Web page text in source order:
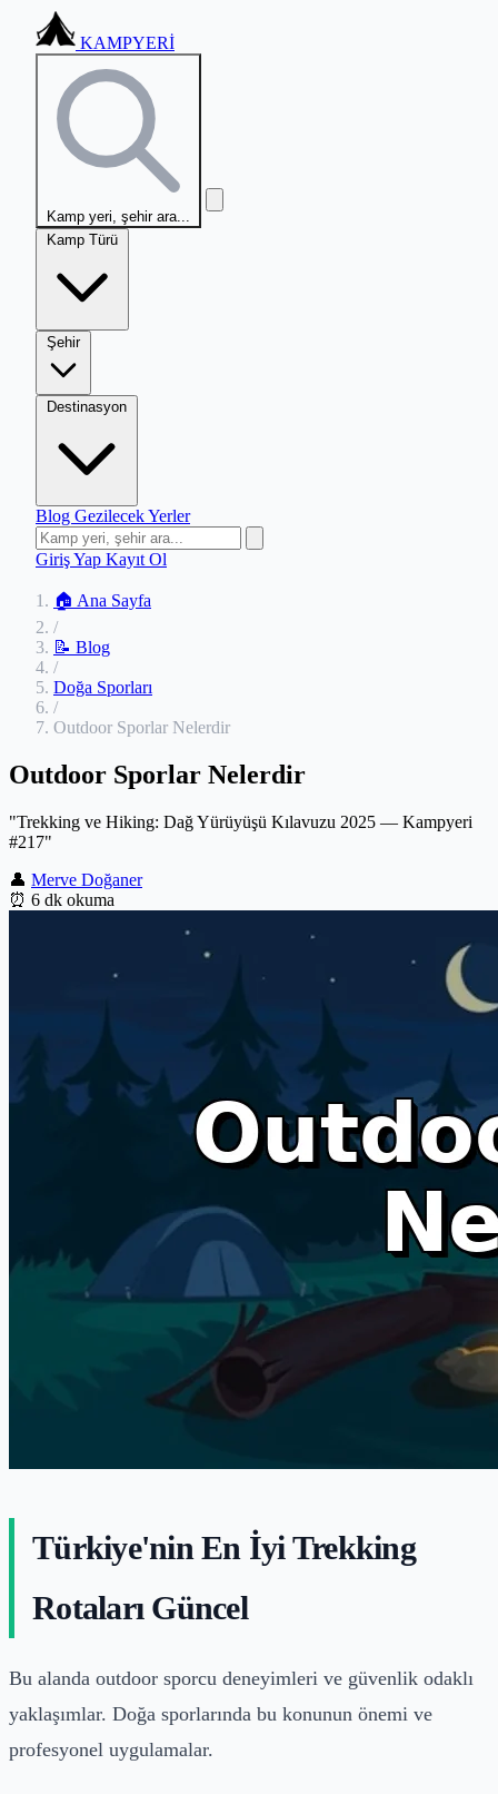
KAMPYERİ
Kamp yeri, şehir ara...
Kamp Türü
Şehir
Destinasyon
Blog Gezilecek Yerler
Giriş Yap Kayıt Ol
🏠 Ana Sayfa
/
📝 Blog
/
Doğa Sporları
/
Outdoor Sporlar Nelerdir
Outdoor Sporlar Nelerdir
"Trekking ve Hiking: Dağ Yürüyüşü Kılavuzu 2025 — Kampyeri
#217"
👤 Merve Doğaner
⏰ 6 dk okuma
Türkiye'nin En İyi Trekking
Rotaları Güncel
Bu alanda outdoor sporcu deneyimleri ve güvenlik odaklı
yaklaşımlar. Doğa sporlarında bu konunun önemi ve
profesyonel uygulamalar.